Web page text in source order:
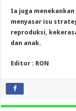
Ia juga menekankan
menyasar isu
reproduksi,
dan anak.
Editor : RON